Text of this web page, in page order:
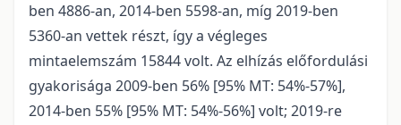
ben 4886-an, 2014-ben 5598-an, míg 2019-ben
5360-an vettek részt, így a végleges
mintaelemszám 15844 volt. Az elhízás előfordulási
gyakorisága 2009-ben 56% [95% MT: 54%-57%],
2014-ben 55% [95% MT: 54%-56%] volt; 2019-re